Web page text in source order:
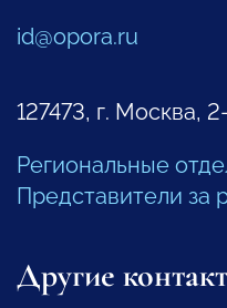
id@opora.ru
127473, г. Москва,
Региональные
Представители за
Другие